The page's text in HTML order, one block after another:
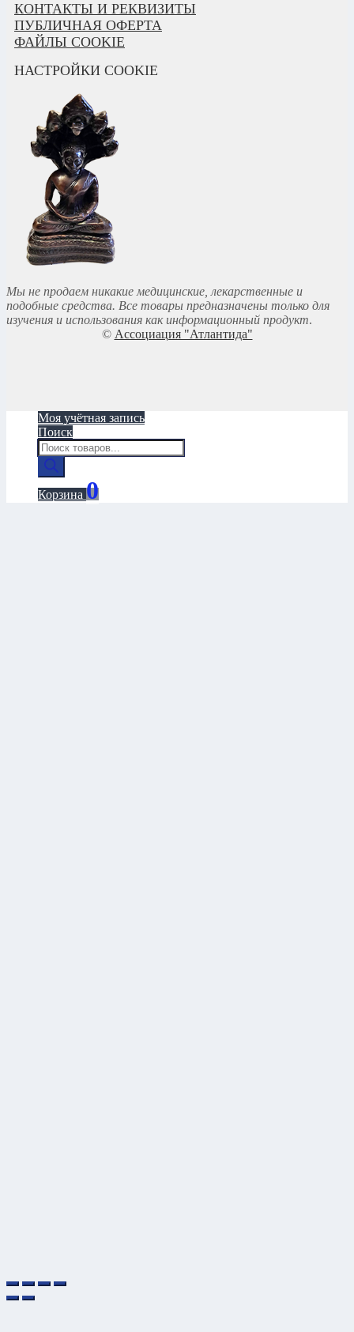
КОНТАКТЫ И РЕКВИЗИТЫ
ПУБЛИЧНАЯ ОФЕРТА
ФАЙЛЫ COOKIE
НАСТРОЙКИ COOKIE
Мы не продаем никакие медицинские, лекарственные и
подобные средства. Все товары предназначены только для
изучения и использования как информационный продукт.
© Ассоциация "Атлантида"
Моя учётная запись
Поиск
Поиск
товаров
Корзина 0